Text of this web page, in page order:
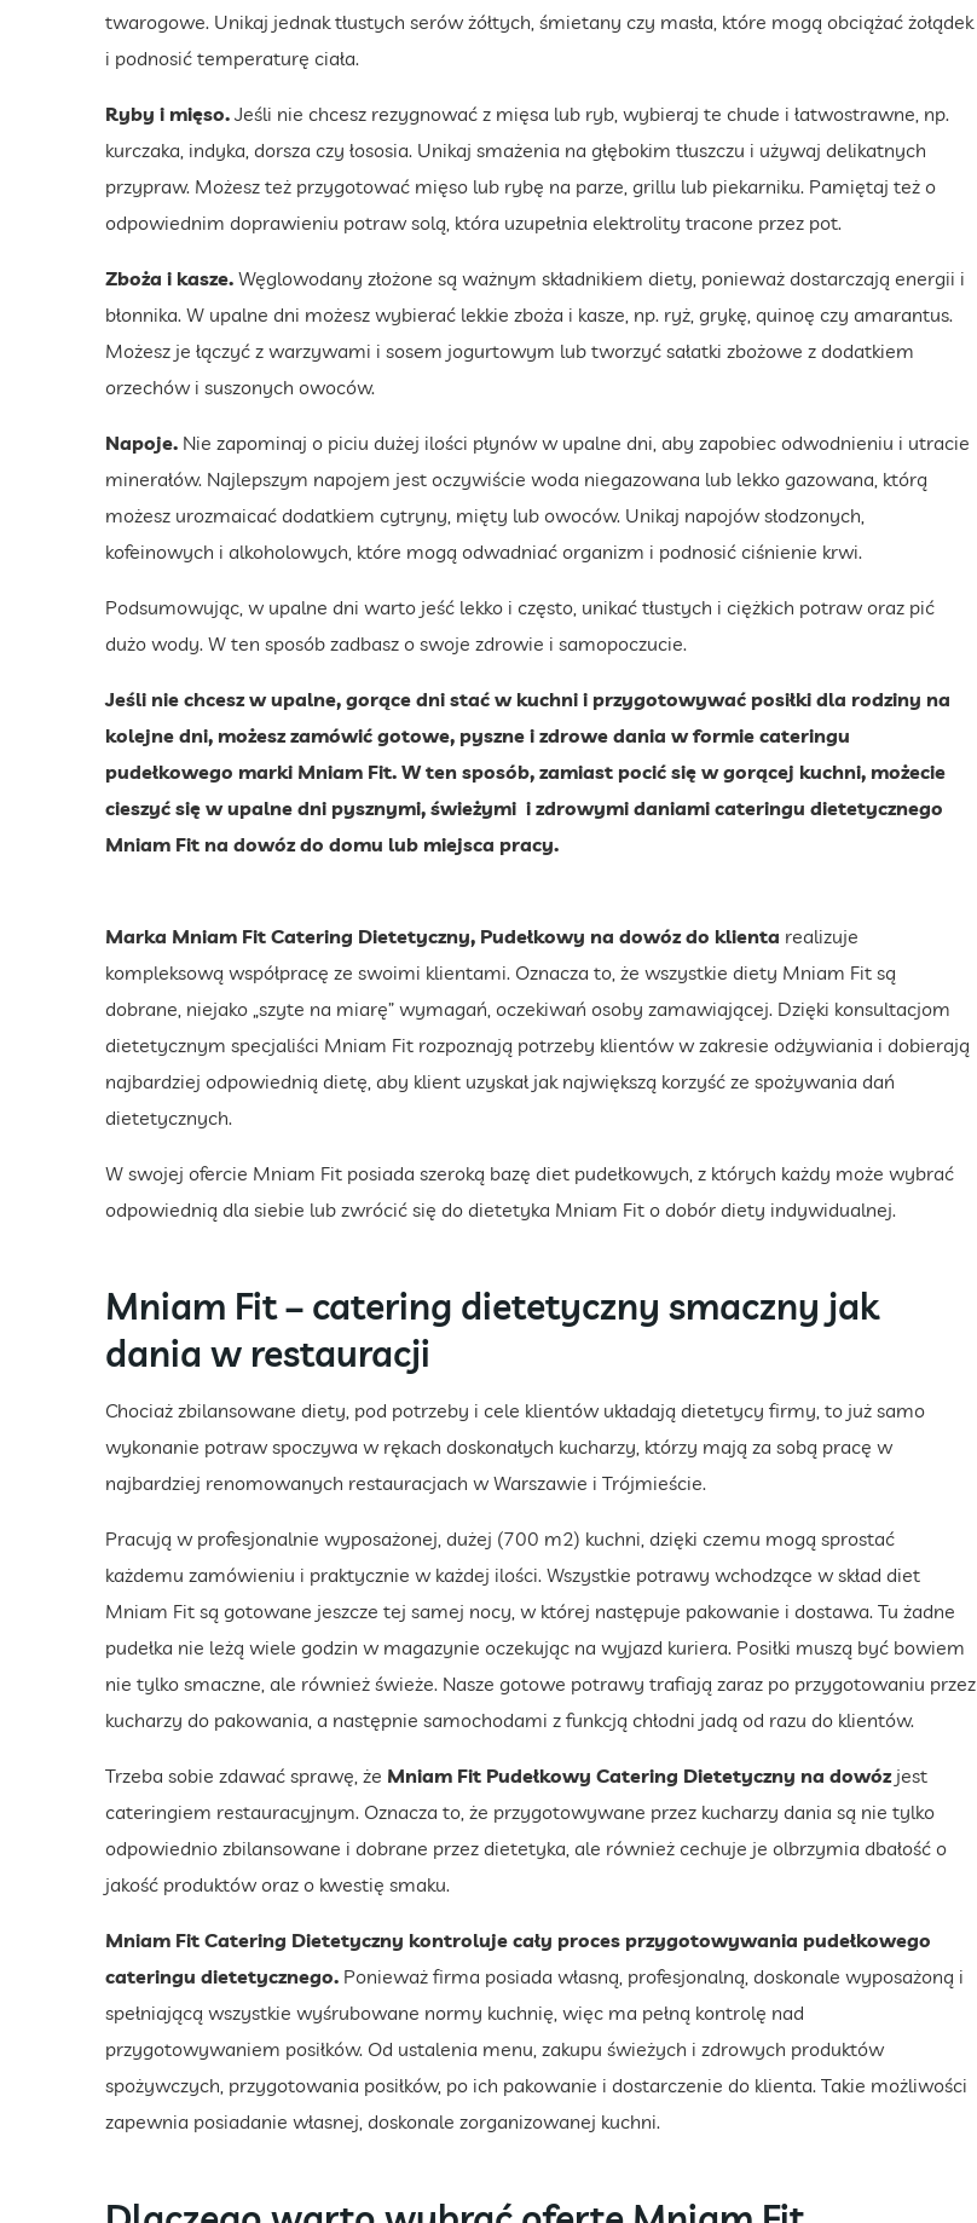
twarogowe. Unikaj jednak tłustych serów żółtych, śmietany czy masła, które mogą obciążać żołądek
i podnosić temperaturę ciała.
Ryby i mięso. Jeśli nie chcesz rezygnować z mięsa lub ryb, wybieraj te chude i łatwostrawne, np.
kurczaka, indyka, dorsza czy łososia. Unikaj smażenia na głębokim tłuszczu i używaj delikatnych
przypraw. Możesz też przygotować mięso lub rybę na parze, grillu lub piekarniku. Pamiętaj też o
odpowiednim doprawieniu potraw solą, która uzupełnia elektrolity tracone przez pot.
Zboża i kasze. Węglowodany złożone są ważnym składnikiem diety, ponieważ dostarczają energii i
błonnika. W upalne dni możesz wybierać lekkie zboża i kasze, np. ryż, grykę, quinoę czy amarantus.
Możesz je łączyć z warzywami i sosem jogurtowym lub tworzyć sałatki zbożowe z dodatkiem
orzechów i suszonych owoców.
Napoje. Nie zapominaj o piciu dużej ilości płynów w upalne dni, aby zapobiec odwodnieniu i utracie
minerałów. Najlepszym napojem jest oczywiście woda niegazowana lub lekko gazowana, którą
możesz urozmaicać dodatkiem cytryny, mięty lub owoców. Unikaj napojów słodzonych,
kofeinowych i alkoholowych, które mogą odwadniać organizm i podnosić ciśnienie krwi.
Podsumowując, w upalne dni warto jeść lekko i często, unikać tłustych i ciężkich potraw oraz pić
dużo wody. W ten sposób zadbasz o swoje zdrowie i samopoczucie.
Jeśli nie chcesz w upalne, gorące dni stać w kuchni i przygotowywać posiłki dla rodziny na
kolejne dni, możesz zamówić gotowe, pyszne i zdrowe dania w formie cateringu
pudełkowego marki Mniam Fit. W ten sposób, zamiast pocić się w gorącej kuchni, możecie
cieszyć się w upalne dni pysznymi, świeżymi i zdrowymi daniami cateringu dietetycznego
Mniam Fit na dowóz do domu lub miejsca pracy.
Marka Mniam Fit Catering Dietetyczny, Pudełkowy na dowóz do klienta realizuje
kompleksową współpracę ze swoimi klientami. Oznacza to, że wszystkie diety Mniam Fit są
dobrane, niejako „szyte na miarę” wymagań, oczekiwań osoby zamawiającej. Dzięki konsultacjom
dietetycznym specjaliści Mniam Fit rozpoznają potrzeby klientów w zakresie odżywiania i dobierają
najbardziej odpowiednią dietę, aby klient uzyskał jak największą korzyść ze spożywania dań
dietetycznych.
W swojej ofercie Mniam Fit posiada szeroką bazę diet pudełkowych, z których każdy może wybrać
odpowiednią dla siebie lub zwrócić się do dietetyka Mniam Fit o dobór diety indywidualnej.
Mniam Fit – catering dietetyczny smaczny jak
dania w restauracji
Chociaż zbilansowane diety, pod potrzeby i cele klientów układają dietetycy firmy, to już samo
wykonanie potraw spoczywa w rękach doskonałych kucharzy, którzy mają za sobą pracę w
najbardziej renomowanych restauracjach w Warszawie i Trójmieście.
Pracują w profesjonalnie wyposażonej, dużej (700 m2) kuchni, dzięki czemu mogą sprostać
każdemu zamówieniu i praktycznie w każdej ilości. Wszystkie potrawy wchodzące w skład diet
Mniam Fit są gotowane jeszcze tej samej nocy, w której następuje pakowanie i dostawa. Tu żadne
pudełka nie leżą wiele godzin w magazynie oczekując na wyjazd kuriera. Posiłki muszą być bowiem
nie tylko smaczne, ale również świeże. Nasze gotowe potrawy trafiają zaraz po przygotowaniu przez
kucharzy do pakowania, a następnie samochodami z funkcją chłodni jadą od razu do klientów.
Trzeba sobie zdawać sprawę, że Mniam Fit Pudełkowy Catering Dietetyczny na dowóz jest
cateringiem restauracyjnym. Oznacza to, że przygotowywane przez kucharzy dania są nie tylko
odpowiednio zbilansowane i dobrane przez dietetyka, ale również cechuje je olbrzymia dbałość o
jakość produktów oraz o kwestię smaku.
Mniam Fit Catering Dietetyczny kontroluje cały proces przygotowywania pudełkowego
cateringu dietetycznego. Ponieważ firma posiada własną, profesjonalną, doskonale wyposażoną i
spełniającą wszystkie wyśrubowane normy kuchnię, więc ma pełną kontrolę nad
przygotowywaniem posiłków. Od ustalenia menu, zakupu świeżych i zdrowych produktów
spożywczych, przygotowania posiłków, po ich pakowanie i dostarczenie do klienta. Takie możliwości
zapewnia posiadanie własnej, doskonale zorganizowanej kuchni.